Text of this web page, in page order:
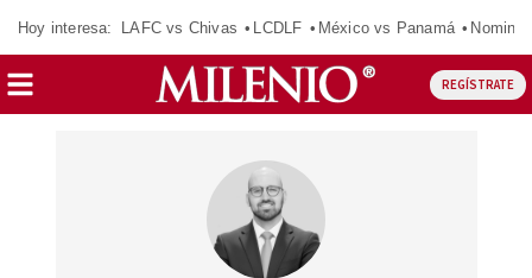
Hoy interesa: LAFC vs Chivas LCDLF México vs Panamá
REGÍSTRATE